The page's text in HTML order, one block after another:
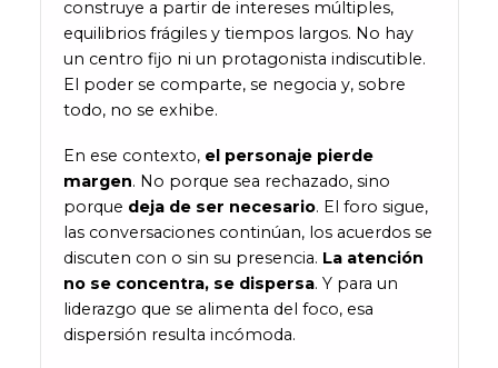
construye a partir de intereses múltiples,
equilibrios frágiles y tiempos largos. No hay
un centro fijo ni un protagonista indiscutible.
El poder se comparte, se negocia y, sobre
todo, no se exhibe.
En ese contexto, el personaje pierde
margen. No porque sea rechazado, sino
porque deja de ser necesario. El foro sigue,
las conversaciones continúan, los acuerdos se
discuten con o sin su presencia. La atención
no se concentra, se dispersa. Y para un
liderazgo que se alimenta del foco, esa
dispersión resulta incómoda.